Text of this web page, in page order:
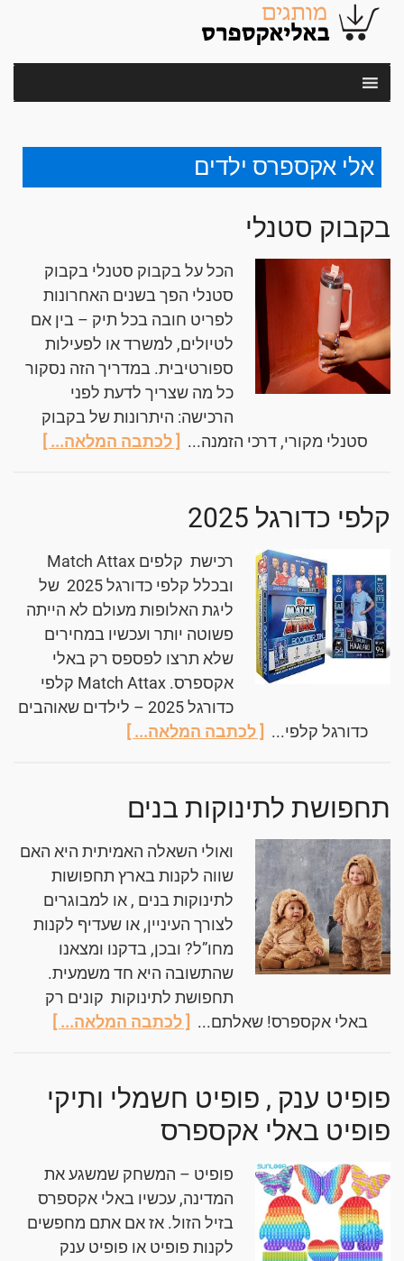
אלי אקספרס ילדים
בקבוק סטנלי
הכל על בקבוק סטנלי בקבוק
סטנלי הפך בשנים האחרונות
לפריט חובה בכל תיק – בין אם
לטיולים, למשרד או לפעילות
ספורטיבית. במדריך הזה נסקור
כל מה שצריך לדעת לפני
הרכישה: היתרונות של בקבוק
סטנלי מקורי, דרכי הזמנה... [ לכתבה המלאה... ]
קלפי כדורגל 2025
ובכלל קלפי כדורגל 2025 של
ליגת האלופות מעולם לא הייתה
פשוטה יותר ועכשיו במחירים
שלא תרצו לפספס רק באלי
אקספרס. Match Attax קלפי
כדורגל 2025 – לילדים שאוהבים
כדורגל קלפי... [ לכתבה המלאה... ]
תחפושת לתינוקות בנים
ואולי השאלה האמיתית היא האם
שווה לקנות בארץ תחפושות
לתינוקות בנים , או למבוגרים
לצורך העיניין, או שעדיף לקנות
מחו”ל? ובכן, בדקנו ומצאנו
שהתשובה היא חד משמעית.
תחפושת לתינוקות קונים רק
באלי אקספרס! שאלתם... [ לכתבה המלאה... ]
פופיט ענק , פופיט חשמלי ותיקי
פופיט באלי אקספרס
פופיט – המשחק שמשגע את
המדינה, עכשיו באלי אקספרס
בזיל הזול. אז אם אתם מחפשים
לקנות פופיט או פופיט ענק